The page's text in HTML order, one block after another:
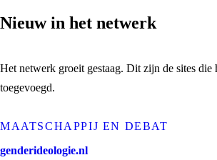
Nieuw in het netwerk
Het netwerk groeit gestaag. Dit zijn de sites die
toegevoegd.
MAATSCHAPPIJ EN DEBAT
genderideologie.nl